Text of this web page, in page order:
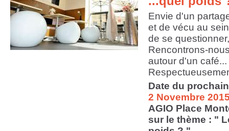
Envie d'un
et de vécu au
de se
Rencontrons-
autour d'un
Date du
2 Novembre
AGIO Place
sur le thème : "